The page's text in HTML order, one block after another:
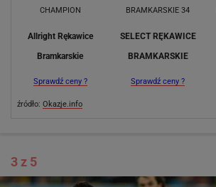
Allright Rękawice
Bramkarskie
SELECT RĘKAWICE
BRAMKARSKIE
Sprawdź ceny ? Sprawdź ceny ?
źródło: Okazje.info
3 z 5